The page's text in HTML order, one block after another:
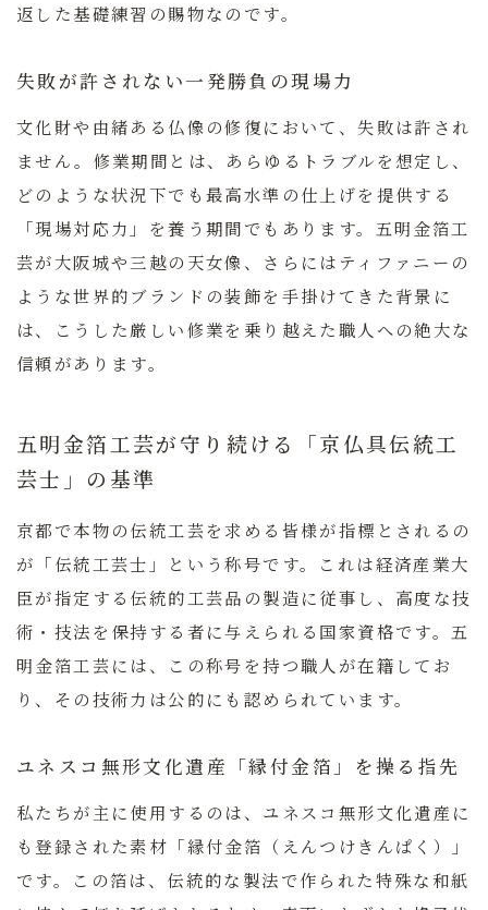
返した基礎練習の賜物なのです。
失敗が許されない一発勝負の現場力
文化財や由緒ある仏像の修復において、失敗は許され
ません。修業期間とは、あらゆるトラブルを想定し、
どのような状況下でも最高水準の仕上げを提供する
「現場対応力」を養う期間でもあります。五明金箔工
芸が大阪城や三越の天女像、さらにはティファニーの
ような世界的ブランドの装飾を手掛けてきた背景に
は、こうした厳しい修業を乗り越えた職人への絶大な
信頼があります。
五明金箔工芸が守り続ける「京仏具伝統工
芸士」の基準
京都で本物の伝統工芸を求める皆様が指標とされるの
が「伝統工芸士」という称号です。これは経済産業大
臣が指定する伝統的工芸品の製造に従事し、高度な技
術・技法を保持する者に与えられる国家資格です。五
明金箔工芸には、この称号を持つ職人が在籍してお
り、その技術力は公的にも認められています。
ユネスコ無形文化遺産「縁付金箔」を操る指先
私たちが主に使用するのは、ユネスコ無形文化遺産に
も登録された素材「縁付金箔（えんつけきんぱく）」
です。この箔は、伝統的な製法で作られた特殊な和紙